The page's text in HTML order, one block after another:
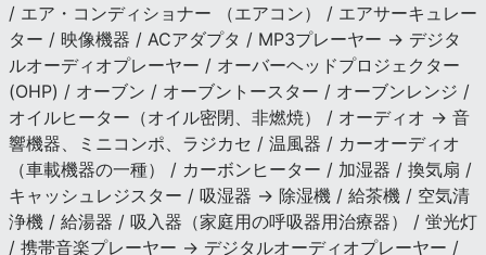
/ エア・コンディショナー （エアコン） / エアサーキュレー
ター / 映像機器 / ACアダプタ / MP3プレーヤー → デジタ
ルオーディオプレーヤー / オーバーヘッドプロジェクター
(OHP) / オーブン / オーブントースター / オーブンレンジ /
オイルヒーター（オイル密閉、非燃焼） / オーディオ → 音
響機器、ミニコンポ、ラジカセ / 温風器 / カーオーディオ
（車載機器の一種） / カーボンヒーター / 加湿器 / 換気扇 /
キャッシュレジスター / 吸湿器 → 除湿機 / 給茶機 / 空気清
浄機 / 給湯器 / 吸入器（家庭用の呼吸器用治療器） / 蛍光灯
/ 携帯音楽プレーヤー → デジタルオーディオプレーヤー /